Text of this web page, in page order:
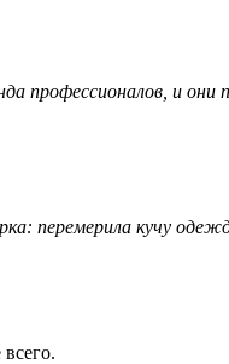
профессионалов, и
перемерила кучу